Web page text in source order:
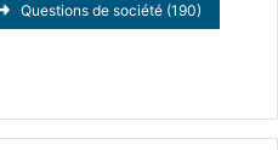
Questions de société (190)